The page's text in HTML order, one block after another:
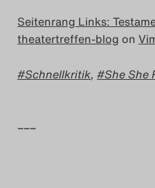
Das
Das
Das
Seitenrang Links:
theatertreffen-blog on
Schnellkritik, She She
–––